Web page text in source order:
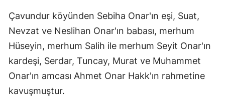
Çavundur köyünden Sebiha Onar'ın eşi, Suat,
Nevzat ve Neslihan Onar'ın babası, merhum
Hüseyin, merhum Salih ile merhum Seyit Onar'ın
kardeşi, Serdar, Tuncay, Murat ve Muhammet
Onar'ın amcası Ahmet Onar Hakk'ın rahmetine
kavuşmuştur.